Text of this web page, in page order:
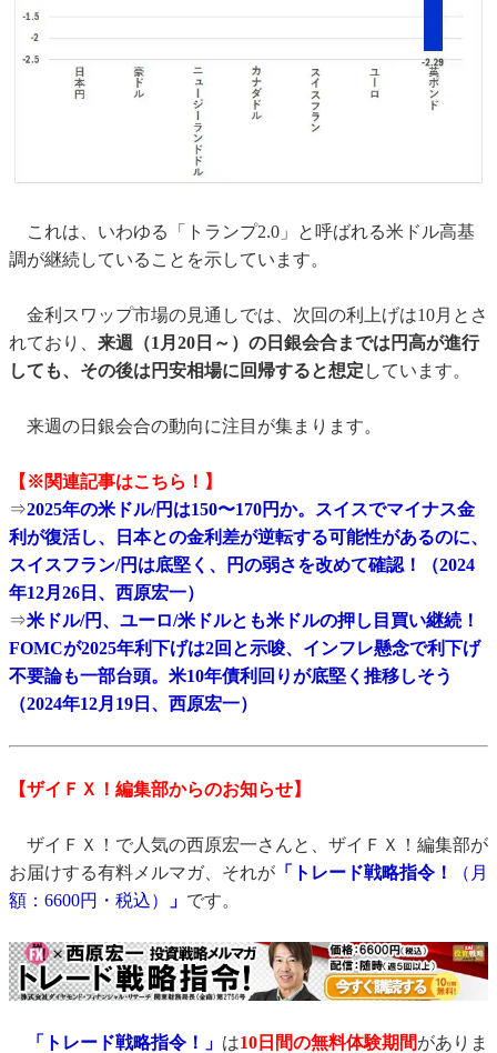
これは、いわゆる「トランプ2.0」と呼ばれる米ドル高基
調が継続していることを示しています。
金利スワップ市場の見通しでは、次回の利上げは10月とさ
れており、 来週（1月20日～）の日銀会合までは円高が進行
しても、その後は円安相場に回帰すると想定 しています。
来週の日銀会合の動向に注目が集まります。
【※関連記事はこちら！】
⇒2025年の米ドル/円は150〜170円か。スイスでマイナス金
利が復活し、日本との金利差が逆転する可能性があるのに、
スイスフラン/円は底堅く、円の弱さを改めて確認！（2024
年12月26日、西原宏一）
⇒米ドル/円、ユーロ/米ドルとも米ドルの押し目買い継続！
FOMCが2025年利下げは2回と示唆、インフレ懸念で利下げ
不要論も一部台頭。米10年債利回りが底堅く推移しそう
（2024年12月19日、西原宏一）
【ザイＦＸ！編集部からのお知らせ】
ザイＦＸ！で人気の西原宏一さんと、ザイＦＸ！編集部が
お届けする有料メルマガ、それが 「トレード戦略指令！
（月
額：6600円・税込）
」 です。
「トレード戦略指令！」 は10日間の無料体験期間がありま